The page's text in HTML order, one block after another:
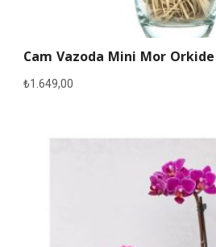
Cam Vazoda Mini Mor Orkide
₺1.649,00